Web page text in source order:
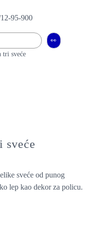
95-900
👀
tri sveće
sveće
sveće od punog
lep kao dekor za policu.